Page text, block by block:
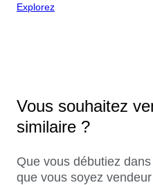
Explorez
Vous souhaitez
similaire ?
Que vous débutiez
que vous soyez